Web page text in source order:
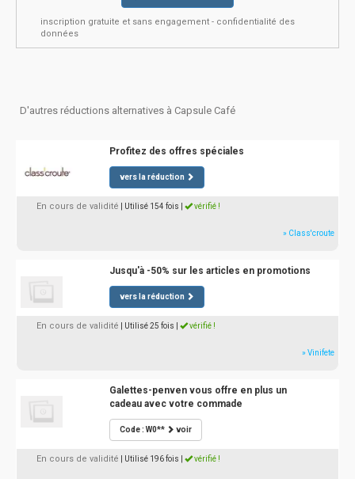
inscription gratuite et sans engagement - confidentialité des
données
D'autres réductions alternatives à Capsule Café
Profitez des offres spéciales
vers la réduction
En cours de validité | Utilisé 154 fois vérifié !
» Class'croute
Jusqu'à -50% sur les articles en promotions
vers la réduction
En cours de validité | Utilisé 25 fois vérifié !
» Vinifete
Galettes-penven vous offre en plus un
cadeau avec votre commade
Code : W0** voir
En cours de validité | Utilisé 196 fois vérifié !